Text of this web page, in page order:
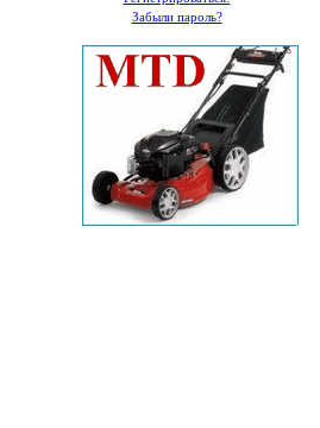
Забыли пароль?